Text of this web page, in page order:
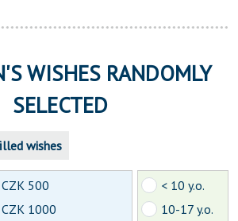
WISHES RANDOMLY
SELECTED
wishes
CZK 500
CZK 1000
< 10 y.o.
10-17 y.o.